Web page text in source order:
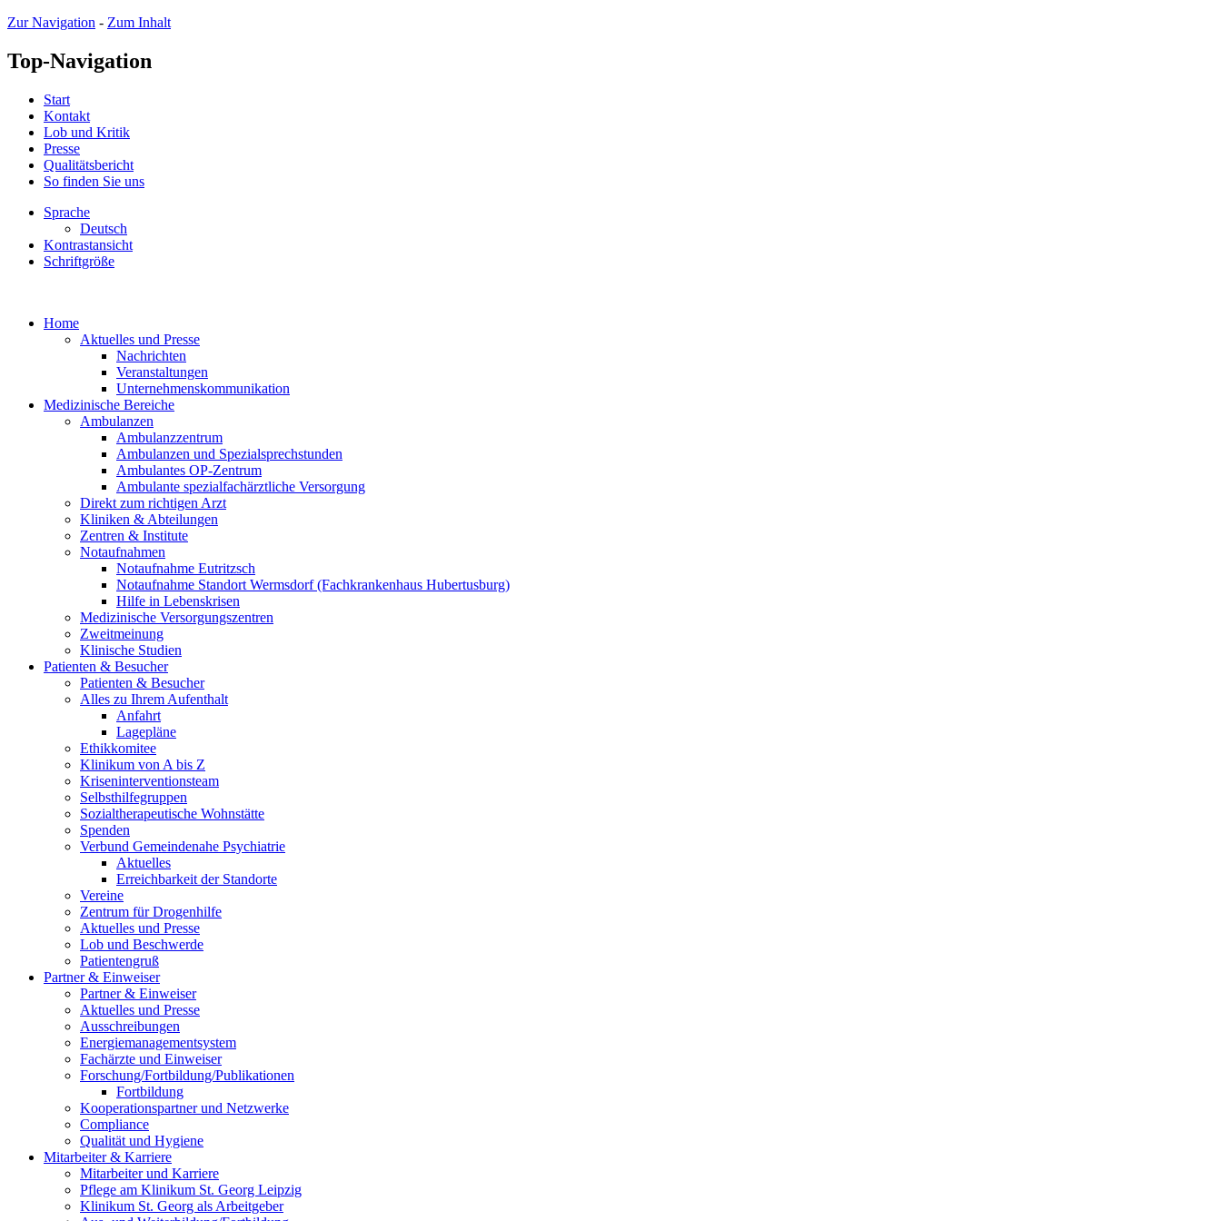
Zur Navigation - Zum Inhalt
Top-Navigation
Start
Kontakt
Lob und Kritik
Presse
Qualitätsbericht
So finden Sie uns
Sprache
Deutsch
Kontrastansicht
Schriftgröße
Home
Aktuelles und Presse
Nachrichten
Veranstaltungen
Unternehmenskommunikation
Medizinische Bereiche
Ambulanzen
Ambulanzzentrum
Ambulanzen und Spezialsprechstunden
Ambulantes OP-Zentrum
Ambulante spezialfachärztliche Versorgung
Direkt zum richtigen Arzt
Kliniken & Abteilungen
Zentren & Institute
Notaufnahmen
Notaufnahme Eutritzsch
Notaufnahme Standort Wermsdorf (Fachkrankenhaus Hubertusburg)
Hilfe in Lebenskrisen
Medizinische Versorgungszentren
Zweitmeinung
Klinische Studien
Patienten & Besucher
Patienten & Besucher
Alles zu Ihrem Aufenthalt
Anfahrt
Lagepläne
Ethikkomitee
Klinikum von A bis Z
Kriseninterventionsteam
Selbsthilfegruppen
Sozialtherapeutische Wohnstätte
Spenden
Verbund Gemeindenahe Psychiatrie
Aktuelles
Erreichbarkeit der Standorte
Vereine
Zentrum für Drogenhilfe
Aktuelles und Presse
Lob und Beschwerde
Patientengruß
Partner & Einweiser
Partner & Einweiser
Aktuelles und Presse
Ausschreibungen
Energiemanagementsystem
Fachärzte und Einweiser
Forschung/Fortbildung/Publikationen
Fortbildung
Kooperationspartner und Netzwerke
Compliance
Qualität und Hygiene
Mitarbeiter & Karriere
Mitarbeiter und Karriere
Pflege am Klinikum St. Georg Leipzig
Klinikum St. Georg als Arbeitgeber